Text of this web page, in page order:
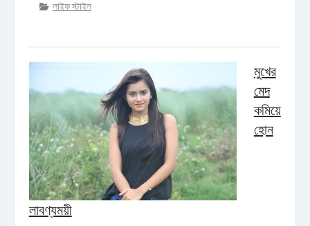
লাইফ স্টাইল
মুখের
মেদ
কমিয়ে
হোন
লাবণ্যময়ী